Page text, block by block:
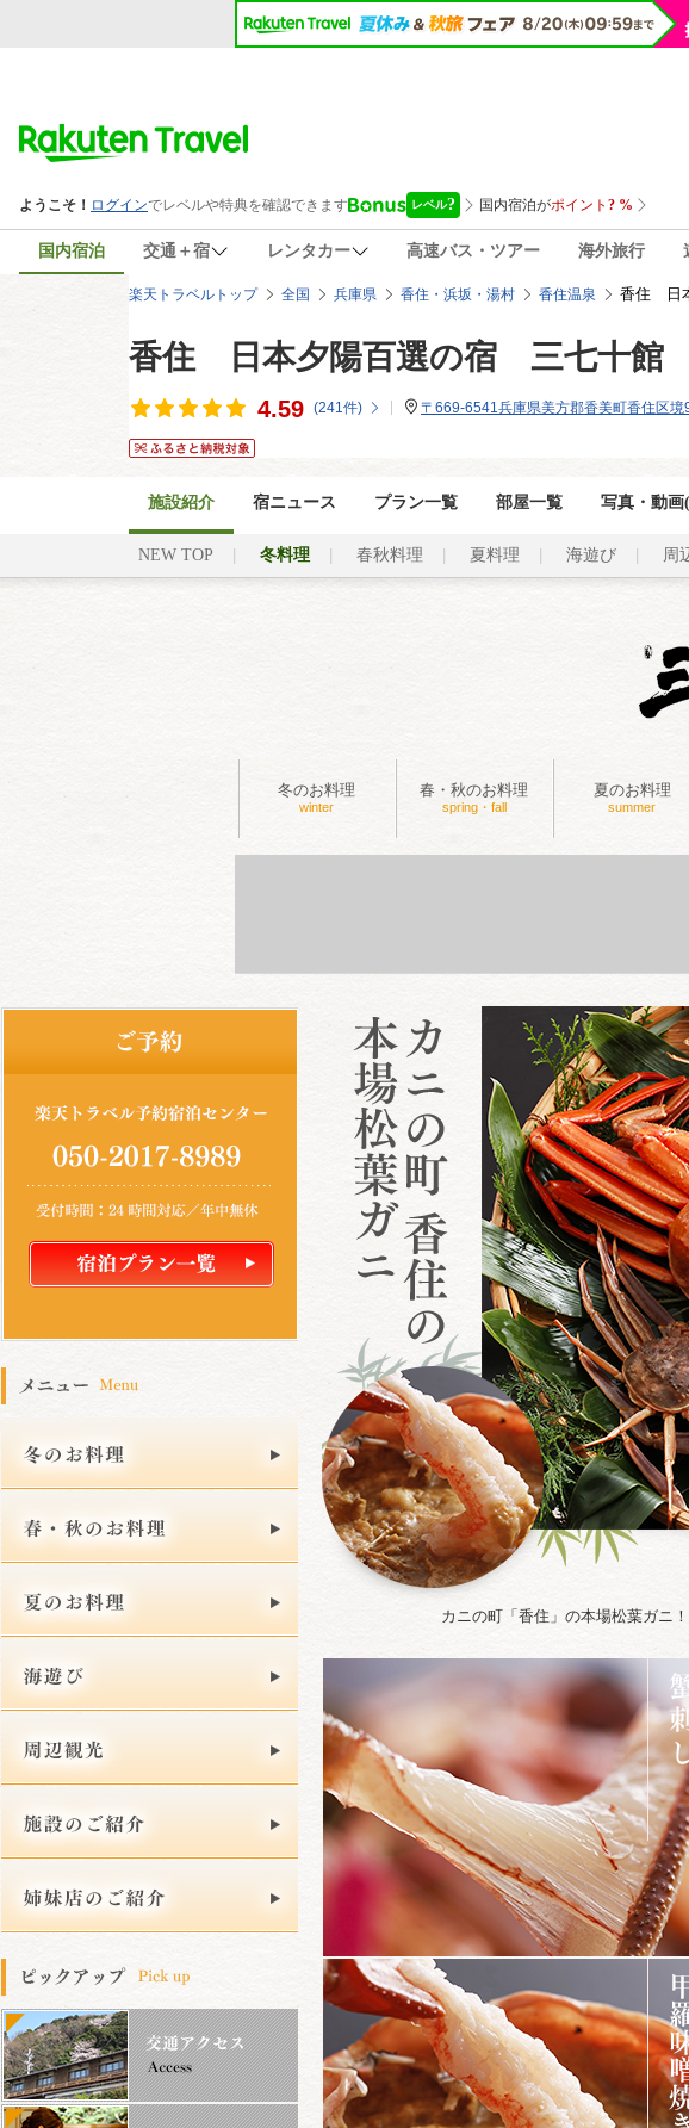
国内宿泊 交通＋宿 レンタカー 高速バス・ツアー 海外旅行
楽天トラベルトップ 全国 兵庫県 香住・浜坂・湯村 香住温泉 香住 日
香住 日本夕陽百選の宿 三七十館
4.59 (241件) 〒669-6541兵庫県美方郡香美町香住区境
施設紹介 宿ニュース プラン一覧 部屋一覧 写真・動画
NEW TOP 冬料理 春秋料理 夏料理 海遊び 周
冬のお料理
winter
春・秋のお料理
spring・fall
夏のお料理
summer
カニの町「香住」の本場松葉ガニ